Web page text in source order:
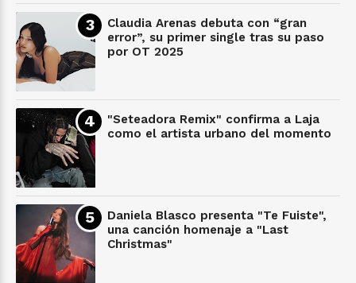
Claudia Arenas debuta con “gran
error”, su primer single tras su paso
por OT 2025
"Seteadora Remix" confirma a Laja
como el artista urbano del momento
Daniela Blasco presenta "Te Fuiste",
una canción homenaje a "Last
Christmas"